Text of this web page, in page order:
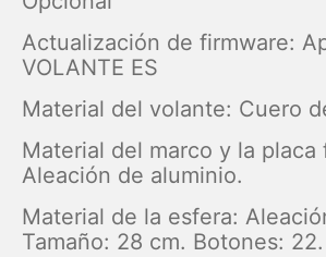
Actualización de firmware:
VOLANTE ES
Material del volante: Cuero
Material del marco y la placa
Aleación de aluminio.
Material de la esfera:
Tamaño: 28 cm. Botones: 22.